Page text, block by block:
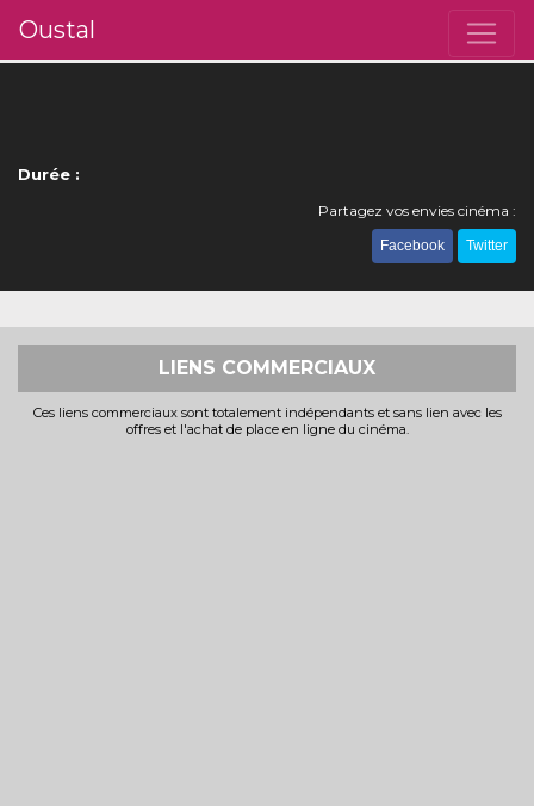
Oustal
Durée :
Partagez vos envies cinéma :
Facebook Twitter
LIENS COMMERCIAUX
Ces liens commerciaux sont totalement indépendants et sans lien avec les
offres et l'achat de place en ligne du cinéma.